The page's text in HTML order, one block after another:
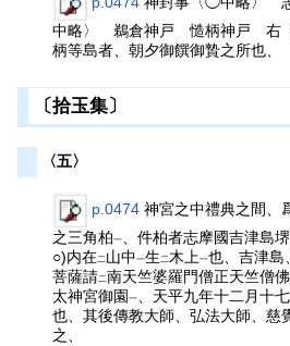
中略〉 鵜倉神戸 慥柄神戸 右
柄等島者、朝夕御饌御贄之所也、
〔拾玉集〕
〈五〉
p.0474 神宮之中禮典之間、
之三角柏一
、件柏者志摩國吉津島
○)内在二山中一生二木上一也、吉津島
菩薩請二南天竺婆羅門僧正天竺僧
太神宮御園一 、天平九年十二月十
也、其後傳教大師、弘法大師、慈
之、